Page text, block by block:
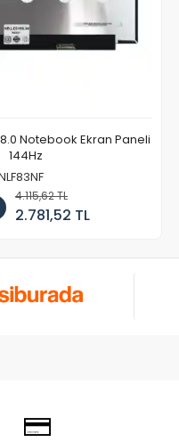
Notebook Ekran Paneli
144Hz
4.115,62 TL
2.781,52 TL